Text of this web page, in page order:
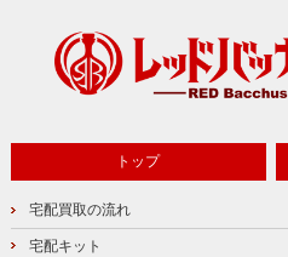
トップ
宅配買取の流れ
宅配キット